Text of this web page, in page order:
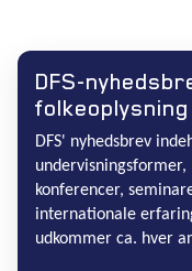
DFS-
folkeoplysning
DFS' nyhedsbrev
konferencer,
internationale
udkommer ca. hver